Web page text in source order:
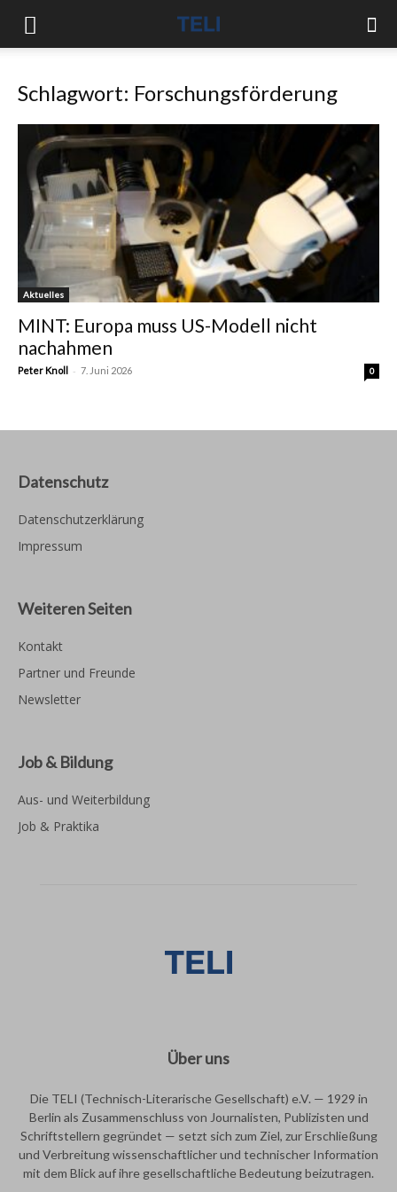
Schlagwort: Forschungsförderung
Aktuelles
MINT: Europa muss US-Modell nicht
nachahmen
Peter Knoll - 7. Juni 2026 0
Datenschutz
Datenschutzerklärung
Impressum
Weiteren Seiten
Kontakt
Partner und Freunde
Newsletter
Job & Bildung
Aus- und Weiterbildung
Job & Praktika
Über uns
Die TELI (Technisch-Literarische Gesellschaft) e.V. — 1929 in
Berlin als Zusammenschluss von Journalisten, Publizisten und
Schriftstellern gegründet — setzt sich zum Ziel, zur Erschließung
und Verbreitung wissenschaftlicher und technischer Information
mit dem Blick auf ihre gesellschaftliche Bedeutung beizutragen.